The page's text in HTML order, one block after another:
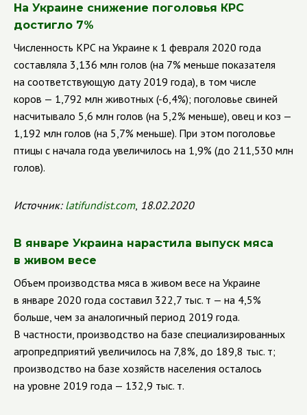
На Украине снижение поголовья КРС
достигло 7%
Численность КРС на Украине к 1 февраля 2020 года
составляла 3,136 млн голов (на 7% меньше показателя
на соответствующую дату 2019 года), в том числе
коров — 1,792 млн животных (-6,4%); поголовье свиней
насчитывало 5,6 млн голов (на 5,2% меньше), овец и коз —
1,192 млн голов (на 5,7% меньше). При этом поголовье
птицы с начала года увеличилось на 1,9% (до 211,530 млн
голов).
Источник: latifundist.com, 18.02.2020
В январе Украина нарастила выпуск мяса
в живом весе
Объем производства мяса в живом весе на Украине
в январе 2020 года составил 322,7 тыс. т — на 4,5%
больше, чем за аналогичный период 2019 года.
В частности, производство на базе специализированных
агропредприятий увеличилось на 7,8%, до 189,8 тыс. т;
производство на базе хозяйств населения осталось
на уровне 2019 года — 132,9 тыс. т.